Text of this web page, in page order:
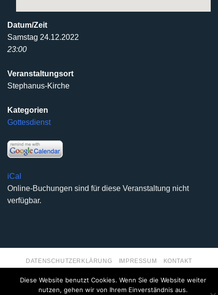
Datum/Zeit
Samstag 24.12.2022
23:00
Veranstaltungsort
Stephanus-Kirche
Kategorien
Gottesdienst
iCal
Online-Buchungen sind für diese Veranstaltung nicht
verfügbar.
DATENSCHUTZERKLÄRUNG IMPRESSUM KONTAKT
kleinzweidrei Kommunikationsdesign
Diese Website benutzt Cookies. Wenn Sie die Website weiter
nutzen, gehen wir von Ihrem Einverständnis aus.